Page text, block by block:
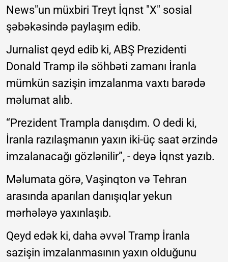
News"un müxbiri Treyt İqnst "X" sosial
şəbəkəsində paylaşım edib.
Jurnalist qeyd edib ki, ABŞ Prezidenti
Donald Tramp ilə söhbəti zamanı İranla
mümkün sazişin imzalanma vaxtı barədə
məlumat alıb.
“Prezident Trampla danışdım. O dedi ki,
İranla razılaşmanın yaxın iki-üç saat ərzində
imzalanacağı gözlənilir”, - deyə İqnst yazıb.
Məlumata görə, Vaşinqton və Tehran
arasında aparılan danışıqlar yekun
mərhələyə yaxınlaşıb.
Qeyd edək ki, daha əvvəl Tramp İranla
sazişin imzalanmasının yaxın olduğunu